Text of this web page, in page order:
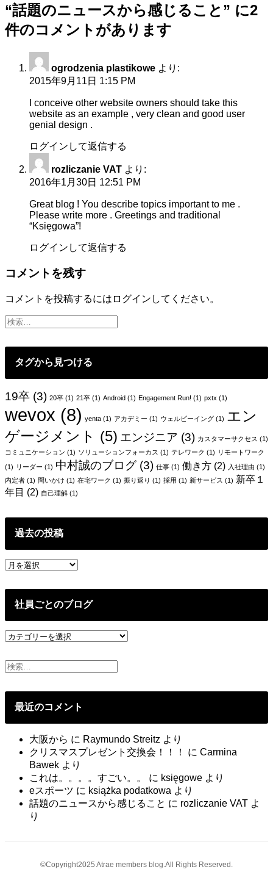
ナ
ビ
“話題のニュースから感じること ” に2
件のコメントがあります
ogrodzenia plastikowe より:
2015年9月11日 1:15 PM
I conceive other website owners should take this
website as an example , very clean and good user
genial design .
ログインして返信する
rozliczanie VAT より:
2016年1月30日 12:51 PM
Great blog ! You describe topics important to me .
Please write more . Greetings and traditional
“Księgowa”!
ログインして返信する
コメントを残す
コメントを投稿するには ログイン してください。
タグから見つける
19卒 (3) 20卒 (1) 21卒 (1) Android (1) Engagement Run! (1) pxtx (1)
wevox (8) yenta (1) アカデミー (1) ウェルビーイング (1) エン
ゲージメント (5) エンジニア (3) カスタマーサクセス (1)
コミュニケーション (1) ソリューションフォーカス (1) テレワーク (1) リモートワーク
(1) リーダー (1) 中村誠のブログ(3) 仕事 (1) 働き方 (2) 入社理由 (1)
内定者 (1) 問いかけ (1) 在宅ワーク (1) 振り返り (1) 採用 (1) 新サービス (1) 新卒１
年目 (2) 自己理解 (1)
過去の投稿
過
の
社員ごとのブログ
社
ご
と
グ
最近のコメント
大阪から に Raymundo Streitz より
クリスマスプレゼント交換会！！！
に Carmina
Bawek より
これは。。。。すごい。。
に księgowe より
eスポーツ に książka podatkowa より
話題のニュースから感じること に rozliczanie VAT よ
り
©Copyright2025 Atrae members blog.All Rights Reserved.